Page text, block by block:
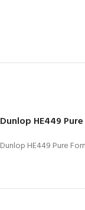
Dunlop HE449
Dunlop HE449 Pure